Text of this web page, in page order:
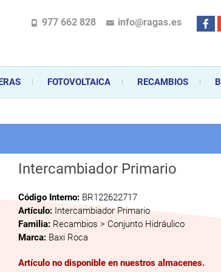
y mantenimiento de gas y electricidad desde hace
desde el asesoramiento personalizado en la
977 662 828 info@ragas.es
FOTOVOLTAICA RECAMBIOS
Intercambiador Primario
Código Interno: BR122622717
Artículo: Intercambiador Primario
Familia: Recambios > Conjunto Hidráulico
Marca: Baxi Roca
Artículo no disponible en nuestros almacenes.